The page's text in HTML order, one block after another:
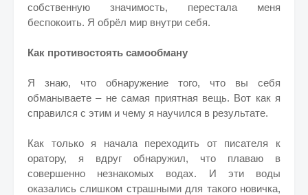
собственную значимость, перестала меня
беспокоить. Я обрёл мир внутри себя.
Как противостоять самообману
Я знаю, что обнаружение того, что вы себя
обманываете – не самая приятная вещь. Вот как я
справился с этим и чему я научился в результате.
Как только я начала переходить от писателя к
оратору, я вдруг обнаружил, что плаваю в
совершенно незнакомых водах. И эти воды
оказались слишком страшными для такого новичка,